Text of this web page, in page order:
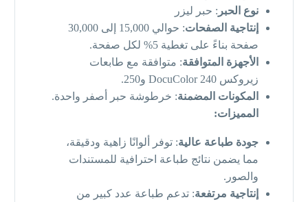
نوع الحبر : حبر ليزر
إنتاجية الصفحات
: حوالي 15,000 إلى 30,000
صفحة بناءً على تغطية 5% لكل صفحة.
الأجهزة المتوافقة: متوافقة مع طابعات
زيروكس DocuColor 240 و250.
المكونات المضمنة: خرطوشة حبر أصفر واحدة.
المميزات:
جودة طباعة عالية: توفر ألوانًا زاهية ودقيقة،
مما يضمن نتائج طباعة احترافية للمستندات
والصور.
إنتاجية مرتفعة: تدعم طباعة عدد كبير من